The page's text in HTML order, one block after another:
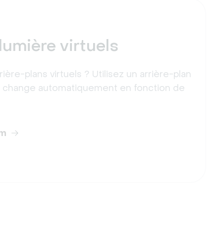
virtuels
plans virtuels ? Utilisez un arrière-plan
automatiquement en fonction de